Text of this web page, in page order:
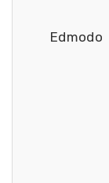
Edmodo